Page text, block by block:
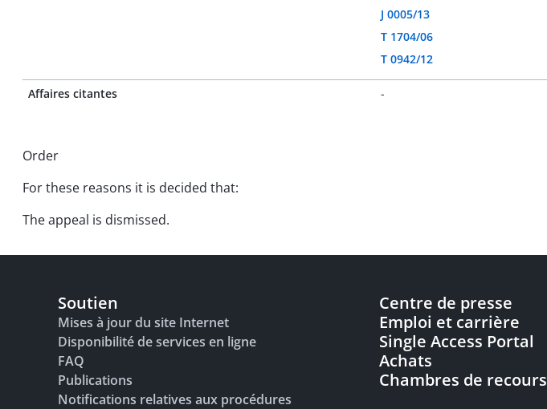
J 0005/13
T 1704/06
T 0942/12
Affaires citantes -
Order
For these reasons it is decided that:
The appeal is dismissed.
Soutien
Mises à jour du site Internet
Disponibilité de services en ligne
FAQ
Publications
Notifications relatives aux procédures
Centre de presse
Emploi et carrière
Single Access Portal
Achats
Chambres de recours